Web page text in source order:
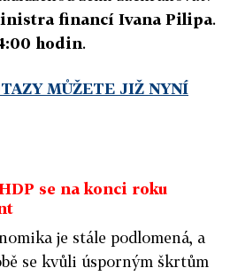
financí Ivana Pilipa.
hodin.
MŮŽETE JIŽ NYNÍ
se na konci roku
je stále podlomená, a
se kvůli úsporným škrtům